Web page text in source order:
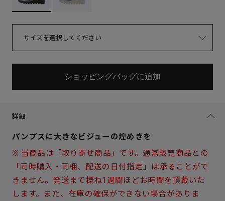
サイズを選択してください
ショッピングバッグに追加
詳細
パンプスに大きなビジューの煌めきを
※ 当商品は「取り寄せ商品」です。通常販売商品との
「同時購入・同梱、配送の日付指定」は承ることがで
きません。発送まで概ね1週間ほどお時間を頂戴いた
します。また、在庫の確保ができない場合がありま